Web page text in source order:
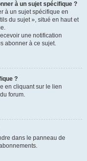
à un sujet spécifique ?
à un sujet spécifique en
du sujet », situé en haut et
une notification
abonner à ce sujet.
?
en cliquant sur le lien
forum.
dans le panneau de